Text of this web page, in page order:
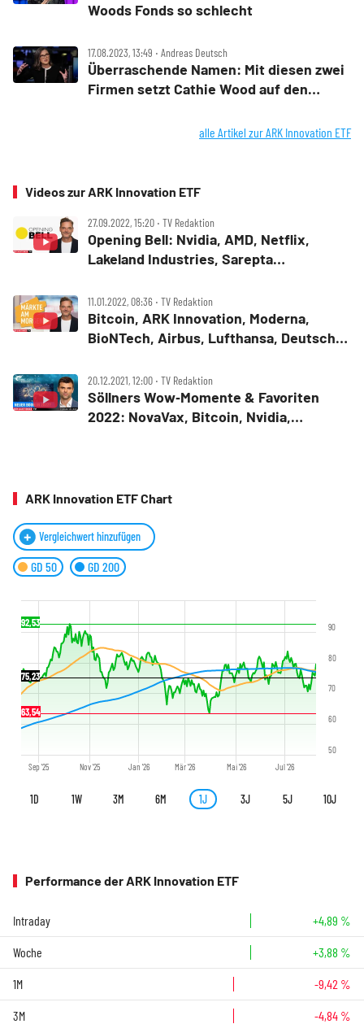
Woods Fonds so schlecht
17.08.2023, 13:49 ‧ Andreas Deutsch
Überraschende Namen: Mit diesen zwei
Firmen setzt Cathie Wood auf den
alle Artikel zur ARK Innovation ETF
Videos zur ARK Innovation ETF
27.09.2022, 15:20 ‧ TV Redaktion
Opening Bell: Nvidia, AMD, Netflix,
Lakeland Industries, Sarepta
11.01.2022, 08:36 ‧ TV Redaktion
Bitcoin, ARK Innovation, Moderna,
BioNTech, Airbus, Lufthansa, Deutsche
Volkswagen, HelloFresh ‑ Märkte am
Morgen
20.12.2021, 12:00 ‧ TV Redaktion
Söllners Wow‑Momente & Favoriten
2022: NovaVax, Bitcoin, Nvidia,
ARK Innovation ETF Chart
Vergleichwert hinzufügen
GD 50 GD 200
Sep '25 Nov '25 Jan '26 Mär '26 Mai '26 Jul '26
50
60
70
80
90
75,23
63,54
92,53
1D 1W 3M 6M 1J 3J 5J 10J
Performance der ARK Innovation ETF
Intraday +4,89 %
Woche +3,88 %
1M -9,42 %
3M -4,84 %